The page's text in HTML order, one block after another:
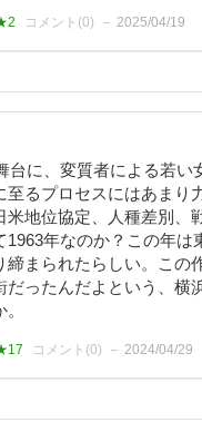
コメント(0) 2025/04/19
台に、変質者による若い
至るプロセスにはあまり
米地位協定、人種差別、
1963年なのか？この年
締まられたらしい。この
だったんだよという、横
コメント(0) 2024/04/29